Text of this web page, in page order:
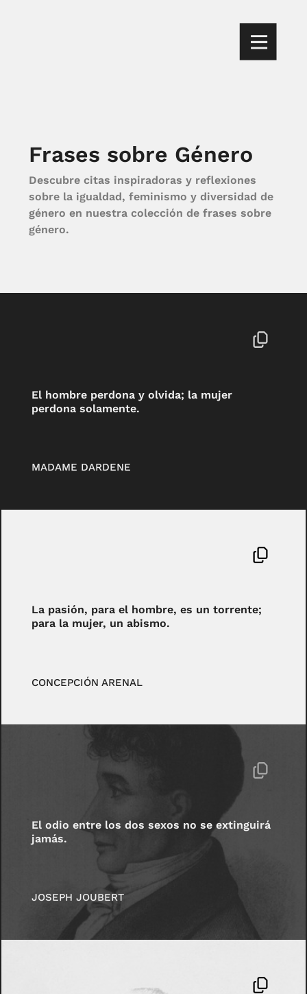
Frases sobre Género
Descubre citas inspiradoras y reflexiones
sobre la igualdad, feminismo y diversidad de
género en nuestra colección de frases sobre
género.
El hombre perdona y olvida; la mujer
perdona solamente.
MADAME DARDENE
La pasión, para el hombre, es un torrente;
para la mujer, un abismo.
CONCEPCIÓN ARENAL
El odio entre los dos sexos no se extinguirá
jamás.
JOSEPH JOUBERT